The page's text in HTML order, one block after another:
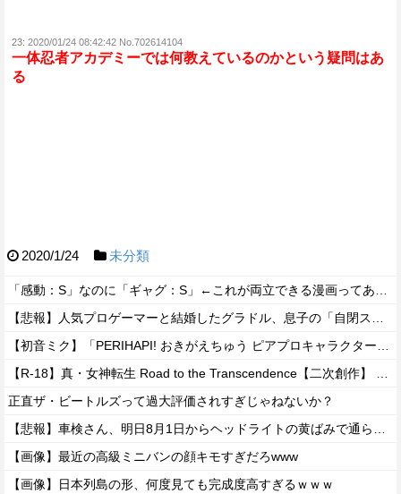
23: 2020/01/24 08:42:42 No.702614104
一体忍者アカデミーでは何教えているのかという疑問はあ
る
2020/1/24 未分類
正直ザ・ビートルズって過大評価されすぎじゃねないか？
【画像】最近の高級ミニバンの顔キモすぎだろwww
【画像】日本列島の形、何度見ても完成度高すぎるｗｗｗ